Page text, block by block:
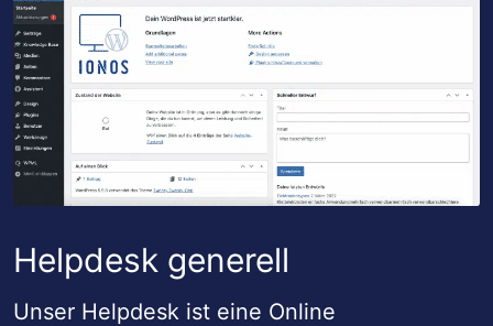
Helpdesk generell
Unser Helpdesk ist eine Online